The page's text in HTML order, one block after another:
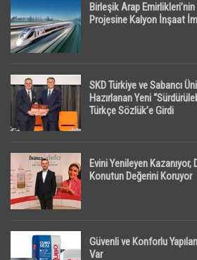
Birleşik Arap
Projesine Kalyon İnşaat
SKD Türkiye ve Sabancı
Hazırlanan Yeni
Türkçe Sözlük’e Girdi
Evini Yenileyen
Konutun Değerini Koruyor
Güvenli ve Konforlu
Var